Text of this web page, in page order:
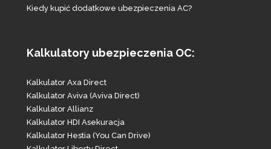
Kiedy kupić dodatkowe ubezpieczenia AC?
Kalkulatory ubezpieczenia OC:
Kalkulator Axa Direct
Kalkulator Aviva (Aviva Direct)
Kalkulator Allianz
Kalkulator HDI Asekuracja
Kalkulator Hestia (You Can Drive)